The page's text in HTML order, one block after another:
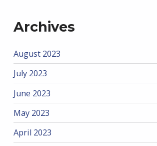
Archives
August 2023
July 2023
June 2023
May 2023
April 2023